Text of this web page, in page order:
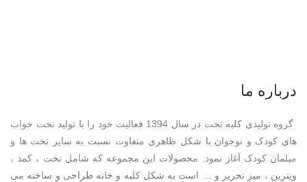
درباره ما
گروه تولیدی کلبه تخت در سال 1394 فعالیت خود را با تولید تخت خواب
های کودک و نوجوان با شکل ظاهری متفاوت نسبت به سایر تخت ها و
مبلمان کودک آغاز نمود. محصولات این مجموعه که شامل تخت ، کمد ،
ویترین ، میز تحریر و … است به شکل کلبه و خانه طراحی و ساخته می